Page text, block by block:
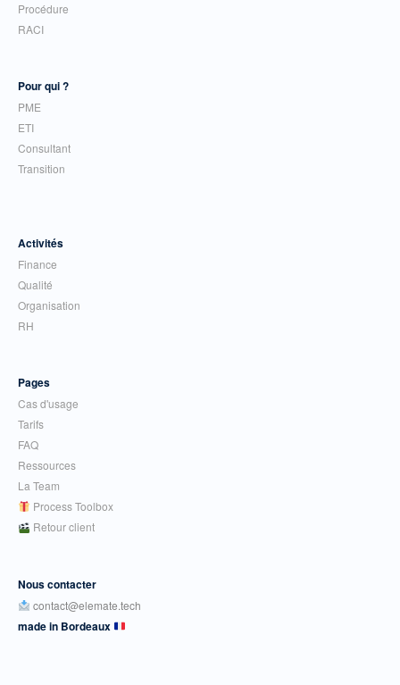
Procédure
RACI
Pour qui ?
PME
ETI
Consultant
Transition
Activités
Finance
Qualité
Organisation
RH
Pages
Cas d'usage
Tarifs
FAQ
Ressources
La Team
Process Toolbox
Retour client
Nous contacter
contact@elemate.tech
made in Bordeaux